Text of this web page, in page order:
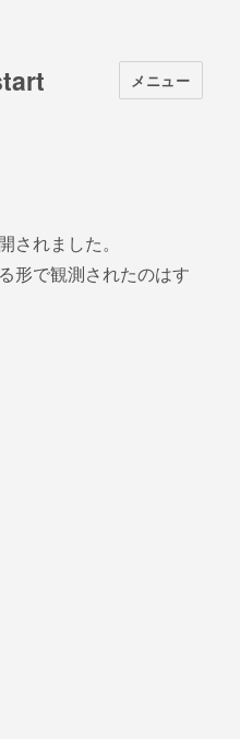
メニュー
されました。
形で観測されたのはす